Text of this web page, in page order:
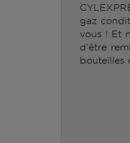
gaz
vous ! Et
d’être
bouteilles